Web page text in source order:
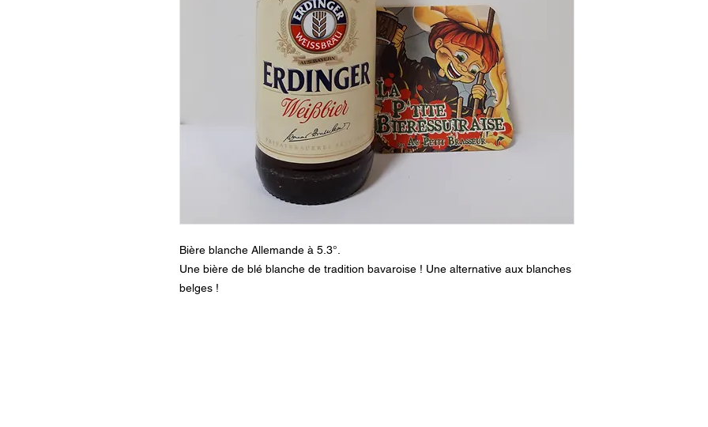
Bière blanche Allemande à 5.3°.
Une bière de blé blanche de tradition bavaroise ! Une alternative aux blanches
belges !